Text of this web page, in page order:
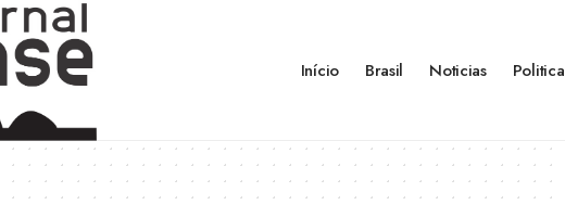
Início Brasil Noticias Politica